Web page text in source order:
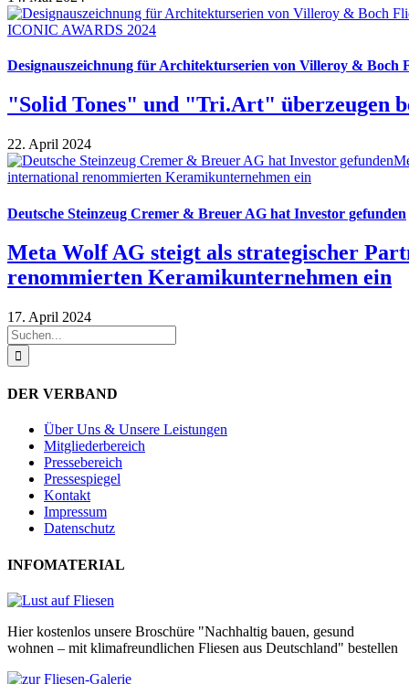
Designauszeichnung für Architekturserien von Villeroy & Boch
"Solid Tones" und "Tri.Art" überzeugen
22. April 2024
Deutsche Steinzeug Cremer & Breuer AG hat Investor gefunden
Meta Wolf AG steigt als strategischer
renommierten Keramikunternehmen ein
17. April 2024
Suche
nach:
DER VERBAND
Über Uns & Unsere Leistungen
Mitgliederbereich
Pressebereich
Pressespiegel
Kontakt
Impressum
Datenschutz
INFOMATERIAL
Hier kostenlos unsere Broschüre "Nachhaltig bauen, gesund
wohnen – mit klimafreundlichen Fliesen aus Deutschland" bestellen